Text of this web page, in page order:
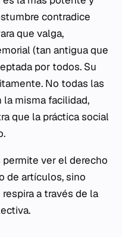
contradice
que valga,
(tan antigua que
por todos. Su
No todas las
misma facilidad,
que la práctica social
ver el derecho
de artículos, sino
a través de la